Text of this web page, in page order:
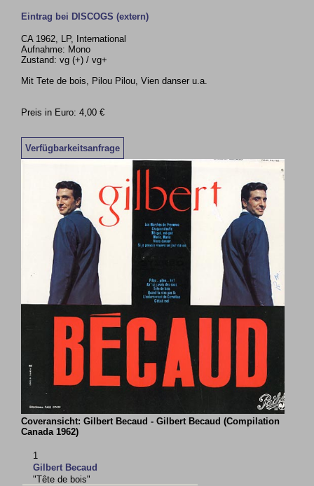
Eintrag bei DISCOGS (extern)
CA 1962, LP, International
Aufnahme: Mono
Zustand: vg (+) / vg+
Mit Tete de bois, Pilou Pilou, Vien danser u.a.
Preis in Euro: 4,00 €
Verfügbarkeitsanfrage
Coveransicht: Gilbert Becaud - Gilbert Becaud (Compilation
Canada 1962)
1
Gilbert Becaud
"Tête de bois"